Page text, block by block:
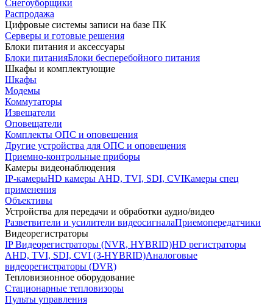
Снегоуборщики
Распродажа
Цифровые системы записи на базе ПК
Серверы и готовые решения
Блоки питания и аксессуары
Блоки питанияБлоки бесперебойного питания
Шкафы и комплектующие
Шкафы
Модемы
Коммутаторы
Извещатели
Оповещатели
Комплекты ОПС и оповещения
Другие устройства для ОПС и оповещения
Приемно-контрольные приборы
Камеры видеонаблюдения
IP-камерыHD камеры AHD, TVI, SDI, CVIКамеры спец
применения
Объективы
Устройства для передачи и обработки аудио/видео
Разветвители и усилители видеосигналаПриемопередатчики
Видеорегистраторы
IP Видеорегистраторы (NVR, HYBRID)HD регистраторы
AHD, TVI, SDI, CVI (3-HYBRID)Аналоговые
видеорегистраторы (DVR)
Тепловизионное оборудование
Стационарные тепловизоры
Пульты управления